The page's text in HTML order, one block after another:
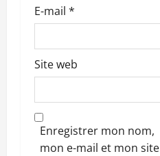
E-mail *
Site web
Enregistrer mon nom,
mon e-mail et mon site